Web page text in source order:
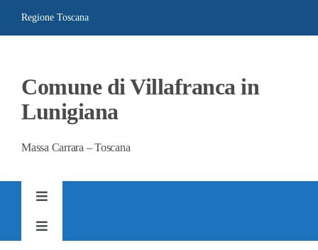
Regione Toscana
Comune di Villafranca in
Lunigiana
Massa Carrara – Toscana
Toggle
AMMINISTRAZIONE TRASPARENTE
Toggle